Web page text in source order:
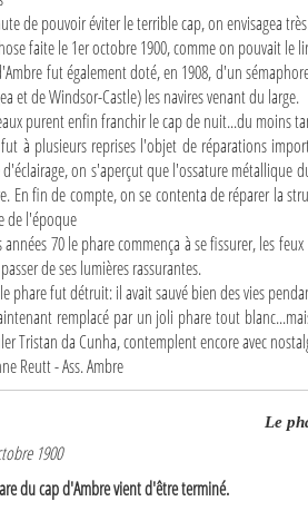
de pouvoir éviter le terrible cap, on envisagea
faite le 1er octobre 1900, comme on pouvait le
fut également doté, en 1908, d'un
et de Windsor-Castle) les navires venant du large.
purent enfin franchir le cap de nuit...du moins
à plusieurs reprises l'objet de réparations
d'éclairage, on s'aperçut que l'ossature métallique
En fin de compte, on se contenta de réparer la
de l'époque
années 70 le phare commença à se fissurer, les
de ses lumières rassurantes.
phare fut détruit: il avait sauvé bien des vies
remplacé par un joli phare tout
Tristan da Cunha, contemplent encore avec
Reutt - Ass. Ambre
Le
1900
du cap d'Ambre vient d'être terminé.